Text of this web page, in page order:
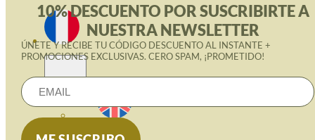
10% DESCUENTO POR SUSCRIBIRTE A
NUESTRA NEWSLETTER
ÚNETE Y RECIBE TU CÓDIGO DESCUENTO AL INSTANTE +
PROMOCIONES EXCLUSIVAS. CERO SPAM, ¡PROMETIDO!